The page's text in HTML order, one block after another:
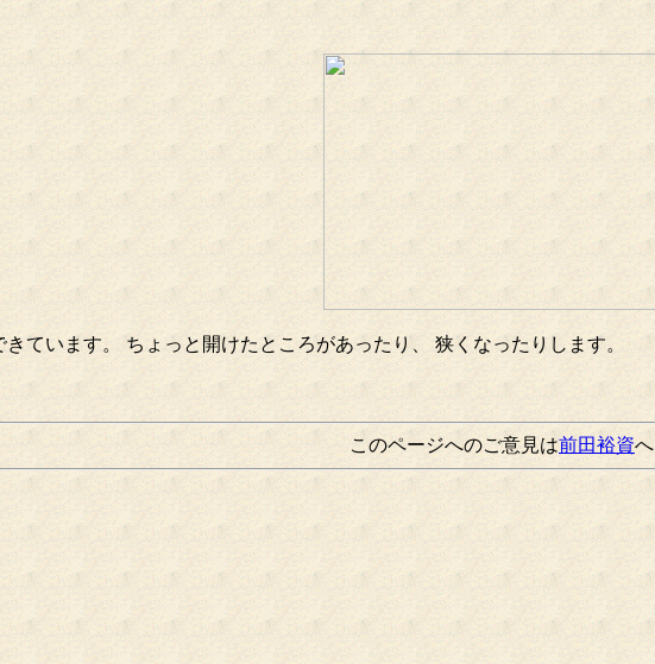
ています。 ちょっと開けたところがあったり、 狭くなったりします。
このページへのご意見は前田裕資へ